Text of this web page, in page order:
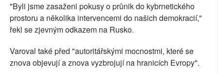
"Byli jsme zasaženi pokusy o průnik do kybrnetického
prostoru a několika intervencemi do našich demokracií,"
řekl se zjevným odkazem na Rusko.
Varoval také před "autoritářskými mocnostmi, které se
znova objevují a znova vyzbrojují na hranicích Evropy".